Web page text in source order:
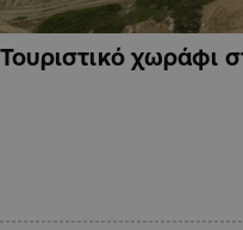
Τουριστικό χωράφι